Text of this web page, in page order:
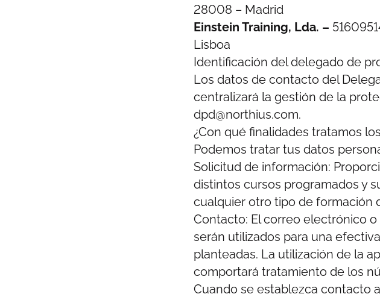
28008 – Madrid
Einstein Training, Lda. –
Lisboa
Identificación del delegado de
Los datos de contacto del
centralizará la gestión de la
dpd@northius.com.
¿Con qué finalidades tratamos
Podemos tratar tus datos
Solicitud de información:
distintos cursos programados y
cualquier otro tipo de formación
Contacto: El correo electrónico
serán utilizados para una
planteadas. La utilización de la
comportará tratamiento de los
Cuando se establezca contacto